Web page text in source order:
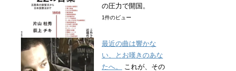
の圧力で開国。
1件のビュー
最近の曲は響かな
い、とお嘆きのあな
たへ。
これが、その